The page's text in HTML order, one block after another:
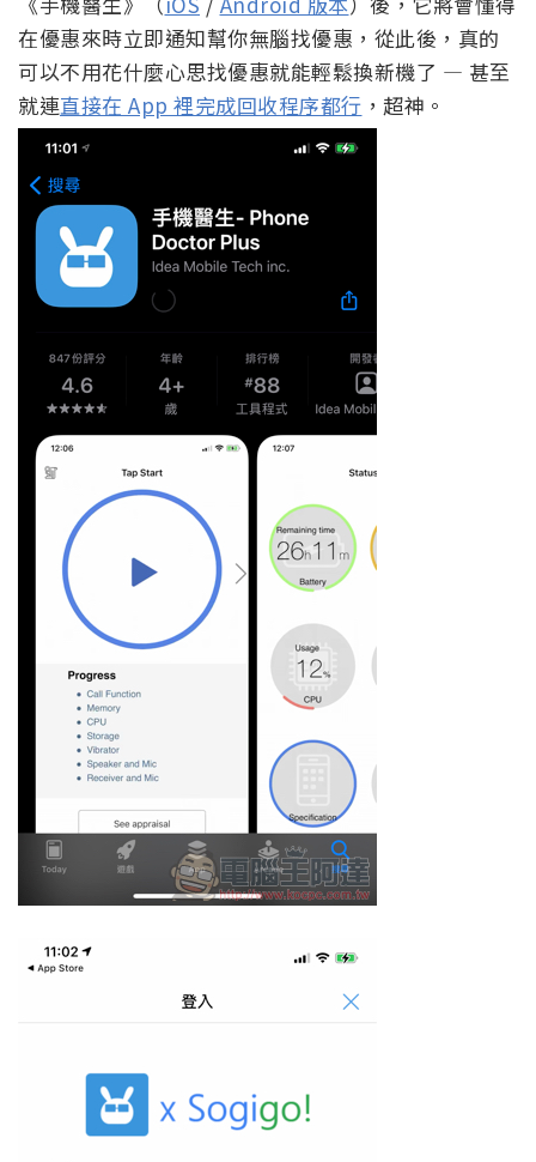
在優惠來時立即通知幫你無腦找優惠，從此後，真的
可以不用花什麼心思找優惠就能輕鬆換新機了 — 甚至
就連直接在 App 裡完成回收程序都行 ，超神。